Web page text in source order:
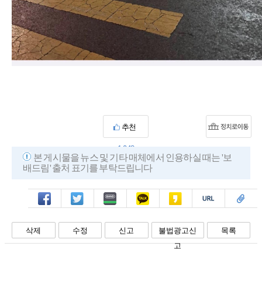
추천
1,048
본 게시물을 뉴스 및 기타 매체에서 인용하실 때는 '보
배드림' 출처 표기를 부탁드립니다
페북 트윗 밴드 카톡 카스 복사 스크랩
삭제 수정 신고
불법광고신
고
목록